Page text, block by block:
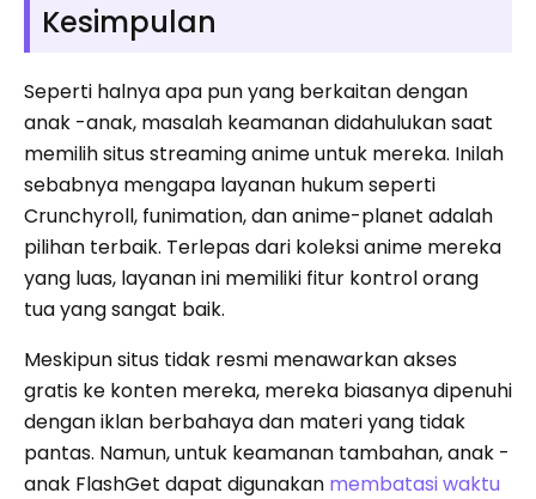
Kesimpulan
Seperti halnya apa pun yang berkaitan dengan
anak -anak, masalah keamanan didahulukan saat
memilih situs streaming anime untuk mereka. Inilah
sebabnya mengapa layanan hukum seperti
Crunchyroll, funimation, dan anime-planet adalah
pilihan terbaik. Terlepas dari koleksi anime mereka
yang luas, layanan ini memiliki fitur kontrol orang
tua yang sangat baik.
Meskipun situs tidak resmi menawarkan akses
gratis ke konten mereka, mereka biasanya dipenuhi
dengan iklan berbahaya dan materi yang tidak
pantas. Namun, untuk keamanan tambahan, anak -
anak FlashGet dapat digunakan membatasi waktu